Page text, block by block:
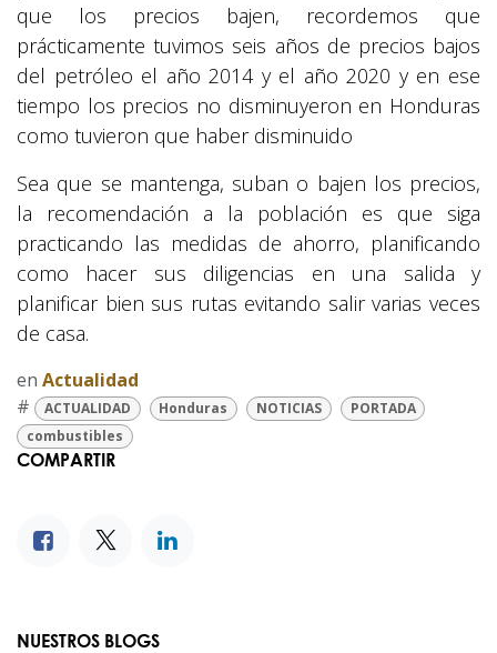
que los precios bajen, recordemos que
prácticamente tuvimos seis años de precios bajos
del petróleo el año 2014 y el año 2020 y en ese
tiempo los precios no disminuyeron en Honduras
como tuvieron que haber disminuido
Sea que se mantenga, suban o bajen los precios,
la recomendación a la población es que siga
practicando las medidas de ahorro, planificando
como hacer sus diligencias en una salida y
planificar bien sus rutas evitando salir varias veces
de casa.
en Actualidad
#
ACTUALIDAD Honduras NOTICIAS
PORTADA
combustibles
COMPARTIR
NUESTROS BLOGS